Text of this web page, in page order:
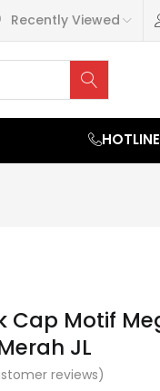
Recently Viewed
Cap Motif
JL
reviews)